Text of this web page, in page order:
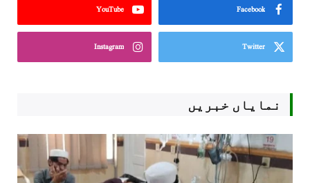
Facebook
YouTube
Twitter
Instagram
نمایاں خبریں